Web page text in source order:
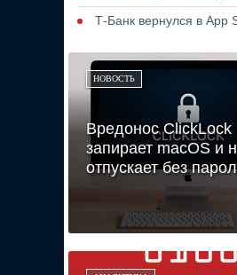
Т-Банк вернулся в App
НОВОСТЬ
Вредонос ClickLock
запирает macOS и
отпускает без